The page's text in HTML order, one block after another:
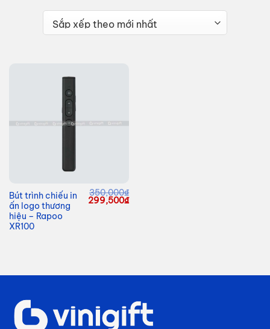
Bút trình chiếu in
ấn logo thương
hiệu – Rapoo
XR100
350,000₫
Giá
299,500₫Giá